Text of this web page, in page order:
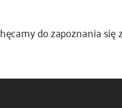
do zapoznania się